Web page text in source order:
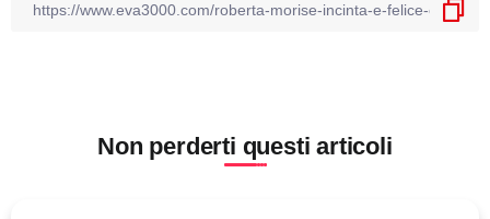
Non perderti questi articoli